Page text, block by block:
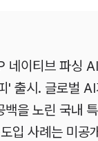
네이티브 파싱 AI
' 출시. 글로벌
을 노린 국내
입 사례는 미공